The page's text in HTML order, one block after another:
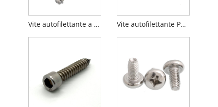
Vite autofilettante a testa esagonale con filettatura da taglio Vite autofilettante Phillips a testa cilindrica in acciaio inossidabile